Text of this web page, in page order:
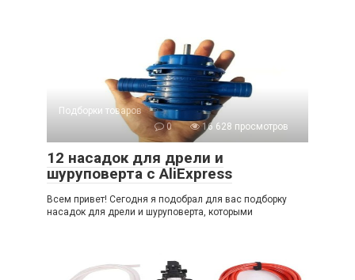
Подборки товаров
0
16 628 просмотров
12 насадок для дрели и
шуруповерта с AliExpress
Всем привет! Сегодня я подобрал для вас подборку
насадок для дрели и шуруповерта, которыми